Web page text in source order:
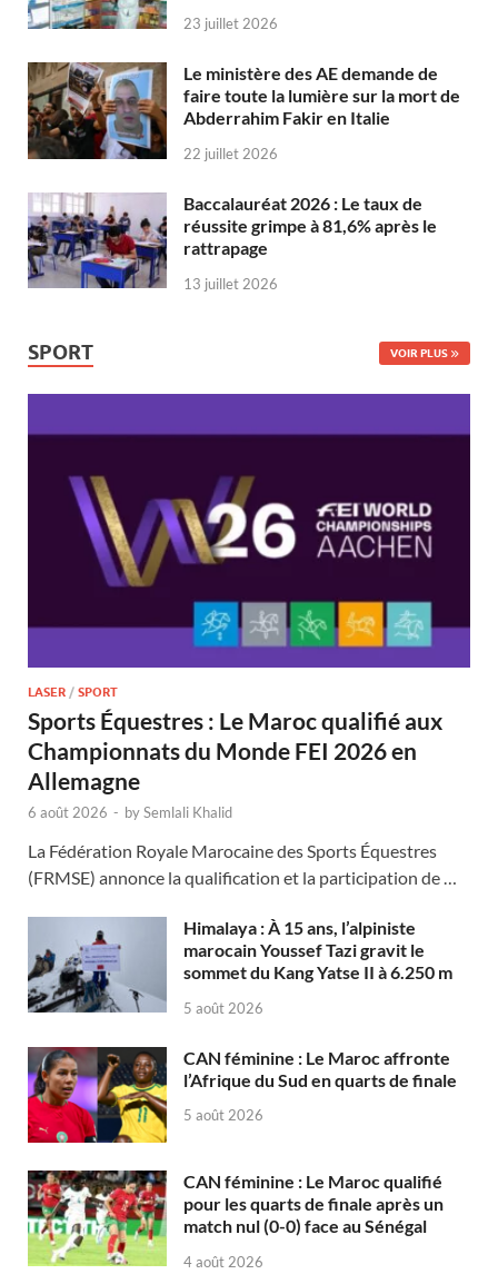
23 juillet 2026
Le ministère des AE demande de
faire toute la lumière sur la mort de
Abderrahim Fakir en Italie
22 juillet 2026
Baccalauréat 2026 : Le taux de
réussite grimpe à 81,6% après le
rattrapage
13 juillet 2026
SPORT VOIR PLUS
LASER / SPORT
Sports Équestres : Le Maroc qualifié aux
Championnats du Monde FEI 2026 en
Allemagne
6 août 2026 - bySemlali Khalid
La Fédération Royale Marocaine des Sports Équestres
(FRMSE) annonce la qualification et la participation de …
Himalaya : À 15 ans, l’alpiniste
marocain Youssef Tazi gravit le
sommet du Kang Yatse II à 6.250 m
5 août 2026
CAN féminine : Le Maroc affronte
l’Afrique du Sud en quarts de finale
5 août 2026
CAN féminine : Le Maroc qualifié
pour les quarts de finale après un
match nul (0-0) face au Sénégal
4 août 2026